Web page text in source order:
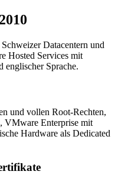
Datacentern und
Hosted Services mit
englischer Sprache.
und vollen Root-Rechten,
VMware Enterprise mit
Hardware als Dedicated